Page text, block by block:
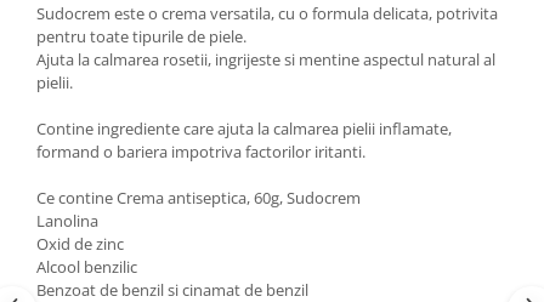
Sudocrem este o crema versatila, cu o formula delicata, potrivita
pentru toate tipurile de piele.
Ajuta la calmarea rosetii, ingrijeste si mentine aspectul natural al
pielii.
Contine ingrediente care ajuta la calmarea pielii inflamate,
formand o bariera impotriva factorilor iritanti.
Ce contine Crema antiseptica, 60g, Sudocrem
Lanolina
Oxid de zinc
Alcool benzilic
Benzoat de benzil si cinamat de benzil